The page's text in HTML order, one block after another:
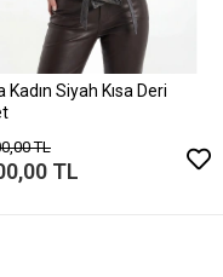
Kadın Siyah Kısa Deri
TL
TL